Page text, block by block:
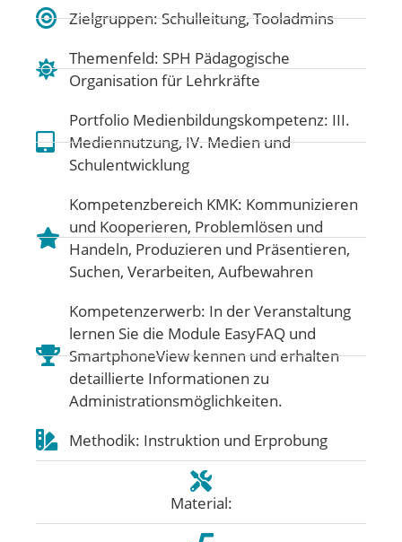
Zielgruppen: Schulleitung, Tooladmins
Themenfeld: SPH Pädagogische
Organisation für Lehrkräfte
Portfolio Medienbildungskompetenz: III.
Mediennutzung,IV. Medien und
Schulentwicklung
Kompetenzbereich KMK: Kommunizieren
und Kooperieren, Problemlösen und
Handeln, Produzieren und Präsentieren,
Suchen, Verarbeiten, Aufbewahren
Kompetenzerwerb: In der Veranstaltung
lernen Sie die Module EasyFAQ und
SmartphoneView kennen und erhalten
detaillierte Informationen zu
Administrationsmöglichkeiten.
Methodik: Instruktion und Erprobung
Material: